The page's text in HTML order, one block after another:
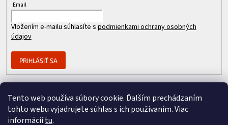
Tento web používa súbory cookie. Ďalším prechádzaním
tohto webu vyjadrujete súhlas s ich používaním. Viac
informáciítu.
Email
Vložením e-mailu súhlasíte s podmienkami ochrany osobných
údajov
PRIHLÁSIŤ SA
Člen skupiny